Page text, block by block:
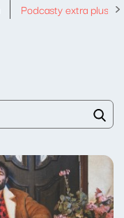
Podcasty extra plus